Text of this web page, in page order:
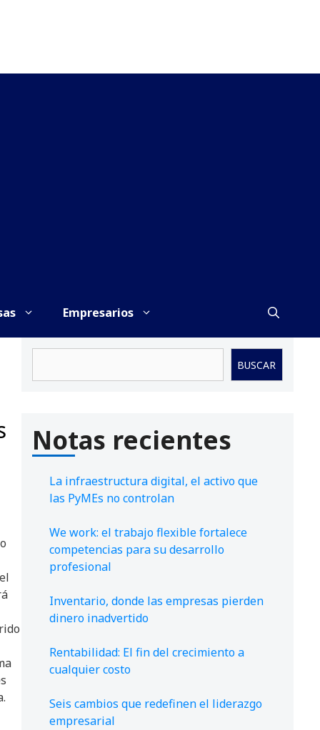
Empresarios
BUSCAR
Notas recientes
La infraestructura digital, el activo que
las PyMEs no controlan
We work: el trabajo flexible fortalece
competencias para su desarrollo
profesional
Inventario, donde las empresas pierden
dinero inadvertido
Rentabilidad: El fin del crecimiento a
cualquier costo
Seis cambios que redefinen el liderazgo
empresarial